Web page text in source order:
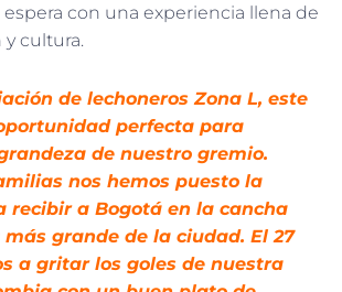
con una experiencia llena de
y cultura.
de lechoneros Zona L, este
perfecta para
de nuestro gremio.
nos hemos puesto la
recibir a Bogotá en la cancha
grande de la ciudad. El 27
a gritar los goles de nuestra